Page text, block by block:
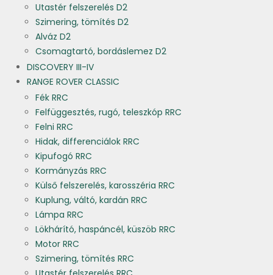
Utastér felszerelés D2
Szimering, tömítés D2
Alváz D2
Csomagtartó, bordáslemez D2
DISCOVERY III-IV
RANGE ROVER CLASSIC
Fék RRC
Felfüggesztés, rugó, teleszkóp RRC
Felni RRC
Hidak, differenciálok RRC
Kipufogó RRC
Kormányzás RRC
Külső felszerelés, karosszéria RRC
Kuplung, váltó, kardán RRC
Lámpa RRC
Lökhárító, haspáncél, küszöb RRC
Motor RRC
Szimering, tömítés RRC